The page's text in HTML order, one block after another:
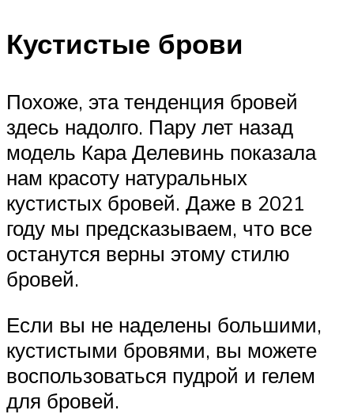
Кустистые брови
Похоже, эта тенденция бровей
здесь надолго. Пару лет назад
модель Кара Делевинь показала
нам красоту натуральных
кустистых бровей. Даже в 2021
году мы предсказываем, что все
останутся верны этому стилю
бровей.
Если вы не наделены большими,
кустистыми бровями, вы можете
воспользоваться пудрой и гелем
для бровей.